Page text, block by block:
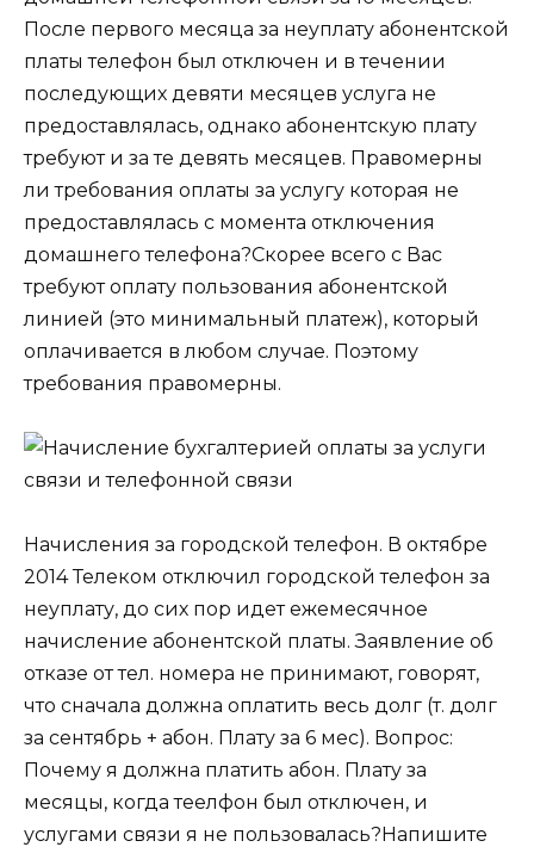
После первого месяца за неуплату абонентской
платы телефон был отключен и в течении
последующих девяти месяцев услуга не
предоставлялась, однако абонентскую плату
требуют и за те девять месяцев. Правомерны
ли требования оплаты за услугу которая не
предоставлялась с момента отключения
домашнего телефона?Скорее всего с Вас
требуют оплату пользования абонентской
линией (это минимальный платеж), который
оплачивается в любом случае. Поэтому
требования правомерны.
Начисления за городской телефон. В октябре
2014 Телеком отключил городской телефон за
неуплату, до сих пор идет ежемесячное
начисление абонентской платы. Заявление об
отказе от тел. номера не принимают, говорят,
что сначала должна оплатить весь долг (т. долг
за сентябрь + абон. Плату за 6 мес). Вопрос:
Почему я должна платить абон. Плату за
месяцы, когда теелфон был отключен, и
услугами связи я не пользовалась?Напишите